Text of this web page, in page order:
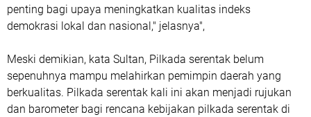
penting bagi upaya meningkatkan kualitas indeks
demokrasi lokal dan nasional," jelasnya",
Meski demikian, kata Sultan, Pilkada serentak belum
sepenuhnya mampu melahirkan pemimpin daerah yang
berkualitas. Pilkada serentak kali ini akan menjadi rujukan
dan barometer bagi rencana kebijakan pilkada serentak di